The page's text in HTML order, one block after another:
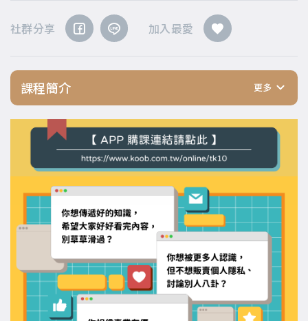
社群分享 加入最愛
課程簡介